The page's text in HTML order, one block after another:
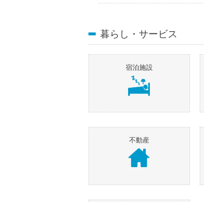
暮らし・サービス
宿泊施設
不動産